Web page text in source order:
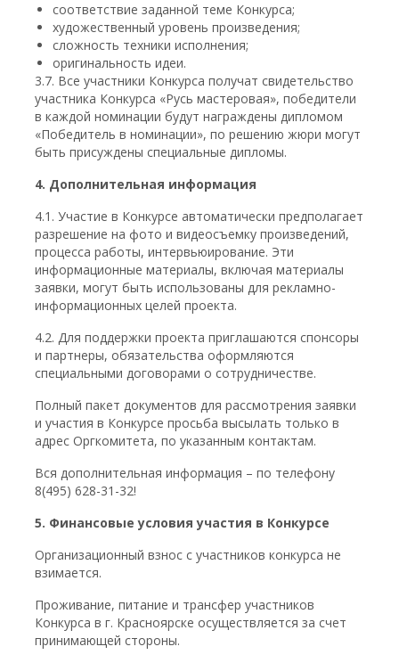
соответствие заданной теме Конкурса;
художественный уровень произведения;
сложность техники исполнения;
оригинальность идеи.
3.7. Все участники Конкурса получат свидетельство
участника Конкурса «Русь мастеровая», победители
в каждой номинации будут награждены дипломом
«Победитель в номинации», по решению жюри могут
быть присуждены специальные дипломы.
4. Дополнительная информация
4.1. Участие в Конкурсе автоматически предполагает
разрешение на фото и видеосъемку произведений,
процесса работы, интервьюирование. Эти
информационные материалы, включая материалы
заявки, могут быть использованы для рекламно-
информационных целей проекта.
4.2. Для поддержки проекта приглашаются спонсоры
и партнеры, обязательства оформляются
специальными договорами о сотрудничестве.
Полный пакет документов для рассмотрения заявки
и участия в Конкурсе просьба высылать только в
адрес Оргкомитета, по указанным контактам.
Вся дополнительная информация – по телефону
8(495) 628-31-32!
5. Финансовые условия участия в Конкурсе
Организационный взнос с участников конкурса не
взимается.
Проживание, питание и трансфер участников
Конкурса в г. Красноярске осуществляется за счет
принимающей стороны.